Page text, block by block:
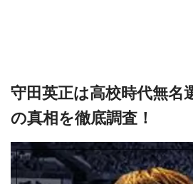
守田英正は高校時代無名
の真相を徹底調査！